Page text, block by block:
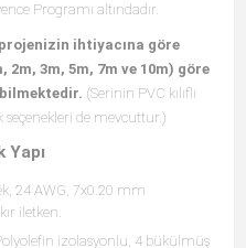
Programı altındadır.
ihtiyacına göre
3m, 5m, 7m ve 10m) göre
(Serinin PVC kılıflı
de mevcuttur.)
Yapı
24 AWG, 7x0.20 mm
iletken.
izolasyonlu, 4 bükülmüş